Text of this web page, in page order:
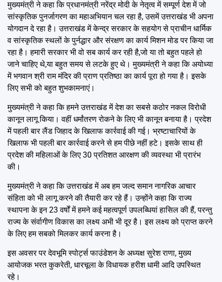
मुख्यमंत्री ने कहा कि प्रधानमंत्री नरेंद्र मोदी के नेतृत्व में सम्पूर्ण देश में जो
सांस्कृतिक पुनर्जागरण का महाअभियान चल रहा है, उसमें उत्तराखंड भी अपना
योगदान दे रहा है। उत्तराखंड में केन्द्र सरकार के सहयोग से प्राचीन धार्मिक
व सांस्कृतिक स्थलों के पुर्नद्धार और संरक्षण का कार्य मिशन मोड पर किया जा
रहा है। हमारी सरकार भी वो सब कार्य कर रही है,जो या तो बहुत पहले हो
जाने चाहिए थे,या बहुत समय से लटके हुए थे। मुख्यमंत्री ने कहा कि अयोध्या
में भगवान श्री राम मंदिर की प्राण प्रतिष्ठा का कार्य पूरा हो गया है। इसके
लिए सभी को बहुत शुभकामनाएं।
मुख्यमंत्री ने कहा कि हमने उत्तराखंड में देश का सबसे कठोर नकल विरोधी
कानून लागू किया। वहीं धर्मांतरण रोकने के लिए भी कानून बनाया है। प्रदेश
में पहली बार लैंड जिहाद के खिलाफ कार्रवाई की गई। भ्रष्टाचारियों के
खिलाफ भी पहली बार कार्रवाई करने से हम पीछे नहीं हटे। इसके साथ ही
प्रदेश की महिलाओं के लिए 30 प्रतिशत आरक्षण की व्यवस्था भी प्रारंभ
की।
मुख्यमंत्री ने कहा कि उत्तराखंड में अब हम जल्द समान नागरिक आचार
संहिता को भी लागू करने की तैयारी कर रहे हैं। उन्होंने कहा कि राज्य
स्थापना के इन 23 वर्षों में हमने कई महत्वपूर्ण उपलब्धियां हासिल की हैं, परन्तु
राज्य के संर्वागीण विकास का लक्ष्य अभी भी दूर है। इस लक्ष्य को प्राप्त करने
के लिए हम सबको मिलकर कार्य करना है।
इस अवसर पर देवभूमि स्पोर्ट्स फाउंडेशन के अध्यक्ष सुरेश राणा, मुख्य
आयोजक भरत कुकरेती, धारचूला के विधायक हरीश धामी आदि उपस्थित
रहे।